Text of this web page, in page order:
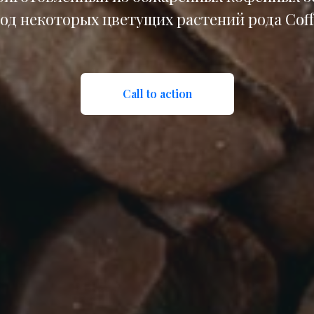
некоторых цветущих растений рода
Call to action